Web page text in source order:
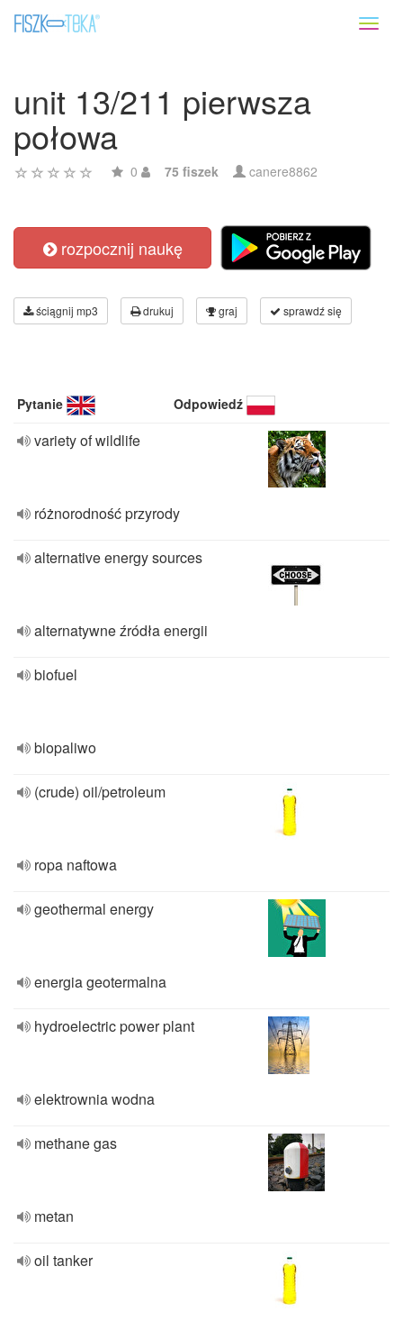
unit 13/211 pierwsza
połowa
0 75 fiszek canere8862
rozpocznij naukę
ściągnij mp3 drukuj graj sprawdź się
Pytanie Odpowiedź
variety of wildlife
różnorodność przyrody
alternative energy sources
alternatywne źródła energii
biofuel
biopaliwo
(crude) oil/petroleum
ropa naftowa
geothermal energy
energia geotermalna
hydroelectric power plant
elektrownia wodna
methane gas
metan
oil tanker